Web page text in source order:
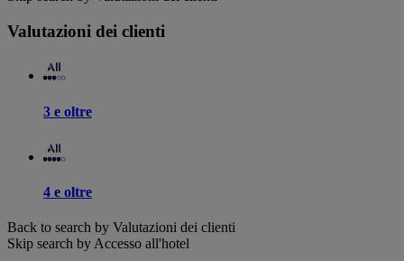
Valutazioni dei clienti
3 e oltre
4 e oltre
Back to search by Valutazioni dei clienti
Skip search by Accesso all'hotel